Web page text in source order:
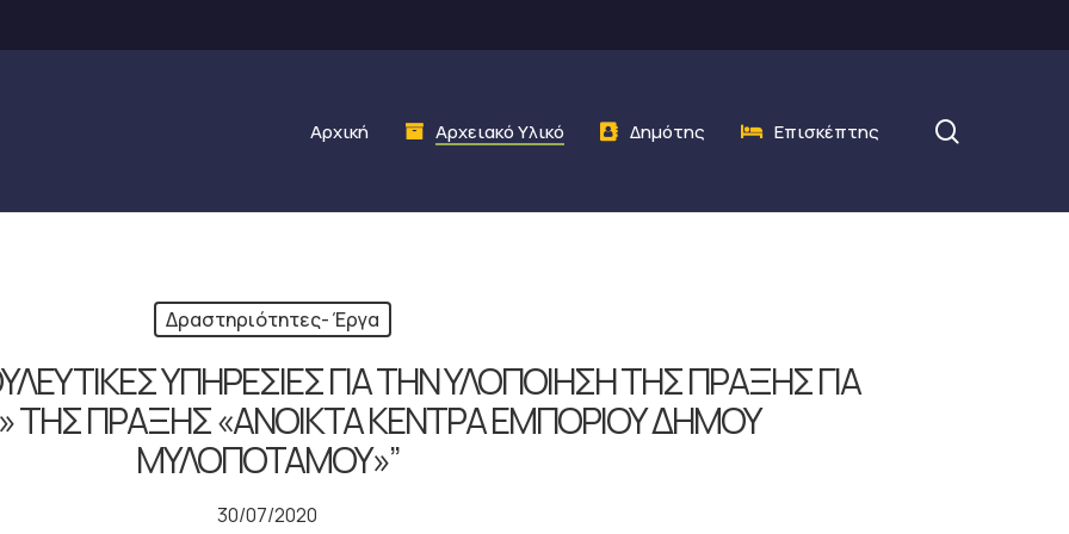
Αρχική Αρχειακό Υλικό Δημότης Επισκέπτης
Δραστηριότητες- Έργα
ΥΠΗΡΕΣΙΕΣ ΓΙΑ ΤΗΝ ΥΛΟΠΟΙΗΣΗ ΤΗΣ ΠΡΑΞΗΣ ΓΙΑ
ΤΗΣ ΠΡΑΞΗΣ «ΑΝΟΙΚΤΑ ΚΕΝΤΡΑ ΕΜΠΟΡΙΟΥ ΔΗΜΟΥ
ΜΥΛΟΠΟΤΑΜΟΥ»”
30/07/2020